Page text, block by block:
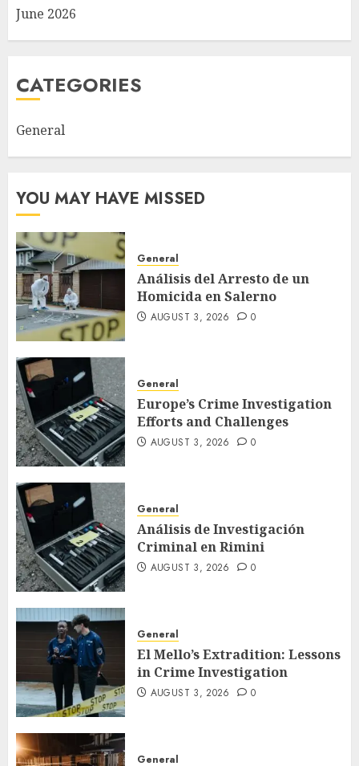
June 2026
CATEGORIES
General
YOU MAY HAVE MISSED
General
Análisis del Arresto de un
Homicida en Salerno
AUGUST 3, 2026 0
General
Europe’s Crime Investigation
Efforts and Challenges
AUGUST 3, 2026 0
General
Análisis de Investigación
Criminal en Rimini
AUGUST 3, 2026 0
General
El Mello’s Extradition: Lessons
in Crime Investigation
AUGUST 3, 2026 0
General